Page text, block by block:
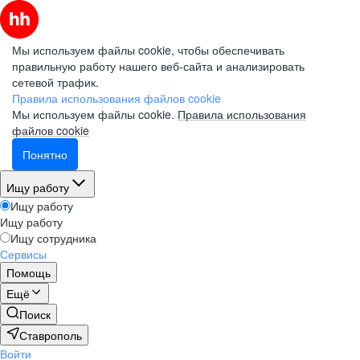
Мы используем файлы cookie, чтобы обеспечивать
правильную работу нашего веб-сайта и анализировать
сетевой трафик.
Правила использования файлов cookie
Мы используем файлы cookie. Правила использования
файлов cookie
Понятно
Ищу работу
Ищу работу
Ищу работу
Ищу сотрудника
Сервисы
Помощь
Ещё
Поиск
Ставрополь
Войти